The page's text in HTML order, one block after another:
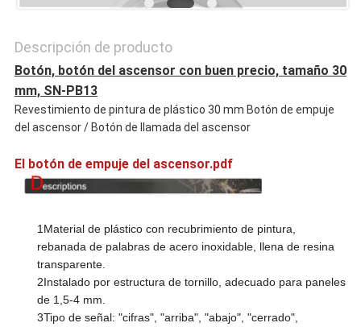
Descripción de producto
Botón, botón del ascensor con buen precio, tamaño 30
mm, SN-PB13
Revestimiento de pintura de plástico 30 mm Botón de empuje
del ascensor / Botón de llamada del ascensor
El botón de empuje del ascensor.pdf
1Material de plástico con recubrimiento de pintura,
rebanada de palabras de acero inoxidable, llena de resina
transparente.
2Instalado por estructura de tornillo, adecuado para paneles
de 1,5-4 mm.
3Tipo de señal: "cifras", "arriba", "abajo", "cerrado",